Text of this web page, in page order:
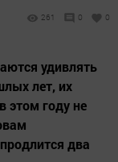
261 0 0
удивлять
лет, их
этом году не
два